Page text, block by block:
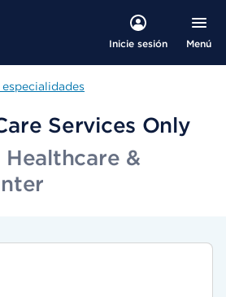
Inicie sesión Menú
Services Only
Healthcare &